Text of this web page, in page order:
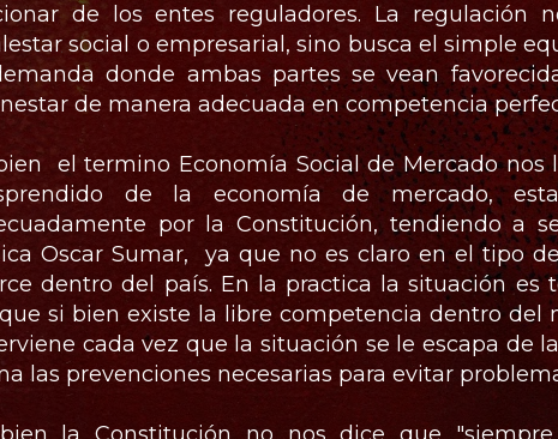
de los entes reguladores. La regulación
social o empresarial, sino busca el simple
donde ambas partes se vean
de manera adecuada en competencia
el termino Economía Social de Mercado nos
de la economía de mercado,
por la Constitución, tendiendo a
Oscar Sumar, ya que no es claro en el tipo
dentro del país. En la practica la situación es
si bien existe la libre competencia dentro del
cada vez que la situación se le escapa de
las prevenciones necesarias para evitar